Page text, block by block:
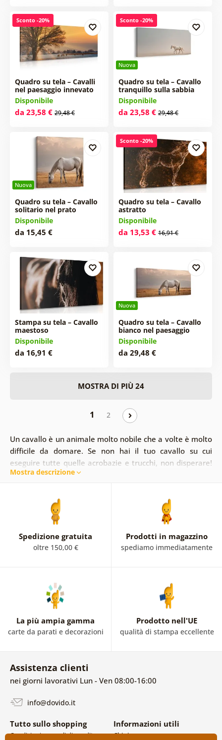
Sconto -20%
Quadro su tela – Cavalli
nel paesaggio innevato
Disponibile
da 23,58 € 29,48 €
Nuova
Sconto -20%
Quadro su tela – Cavallo
tranquillo sulla sabbia
Disponibile
da 23,58 € 29,48 €
Nuova
Quadro su tela – Cavallo
solitario nel prato
Disponibile
da 15,45 €
Sconto -20%
Quadro su tela – Cavallo
astratto
Disponibile
da 13,53 € 16,91 €
Stampa su tela – Cavallo
maestoso
Disponibile
da 16,91 €
Nuova
Quadro su tela – Cavallo
bianco nel paesaggio
Disponibile
da 29,48 €
MOSTRA DI PIÙ 24
1 2
Un cavallo è un animale molto nobile che a volte è molto
difficile da domare. Se non hai il tuo cavallo su cui
eseguire tutte quelle acrobazie e trucchi, non disperare!
Con dipinti di un cavallo esprimi il tuo entusiasmo per
un'atmosfera insolita con una certa quantità di fuoco.
Tuttavia, se stai cercando qualcosa di più magico, i dipinti
di unicorno ti piaceranno sicuramente! Puoi trovare
proprio queste dipinti magiche nel nostro e-shop.
Mostra descrizione
Spedizione gratuita
oltre 150,00 €
Prodotti in magazzino
spediamo immediatamente
La più ampia gamma
carte da parati e decorazioni
Prodotto nell'UE
qualità di stampa eccellente
Assistenza clienti
nei giorni lavorativi Lun - Ven 08:00-16:00
info@dovido.it
Tutto sullo shopping
Condizioni generali di vendita e
Informazioni utili
Chi siamo